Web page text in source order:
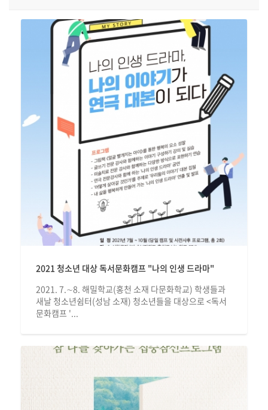
2021 청소년 대상 독서문화캠프 "나의 인생 드라마"
2021. 7.∼8. 해밀학교(홍천 소재 다문화학교) 학생들과
새날 청소년쉼터(성남 소재) 청소년들을 대상으로 <독서
문화캠프 '...